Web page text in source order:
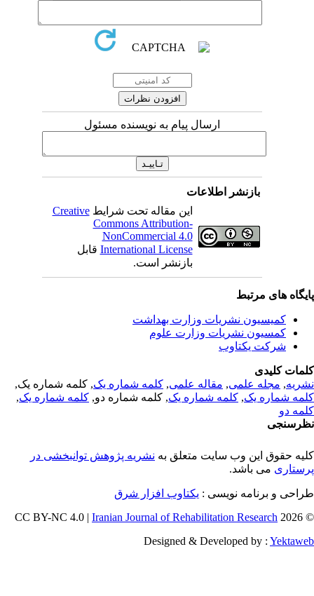
ارسال پیام به نویسنده مسئول
بازنشر اطلاعات
این مقاله تحت شرایطCreative
Commons Attribution-
NonCommercial 4.0
International Licenseقابل
بازنشر است.
های مرتبط
کمیسیون نشریات وزارت بهداشت
کمسیون نشریات وزارت علوم
شرکت یکتاوب
کلیدی
,مجله علمی, مقاله علمی, کلمه شماره یک, کلمه شماره یک,
شماره یک,کلمه شماره یک, کلمه شماره دو,کلمه شماره یک,
دو
حقوق این وب سایت متعلق بهنشریه پژوهش توانبخشی در
می باشد.
و برنامه نویسی : یکتاوب افزار شرق
©
Iranian Journal of Rehabilitation Research
Designed & Developed by :